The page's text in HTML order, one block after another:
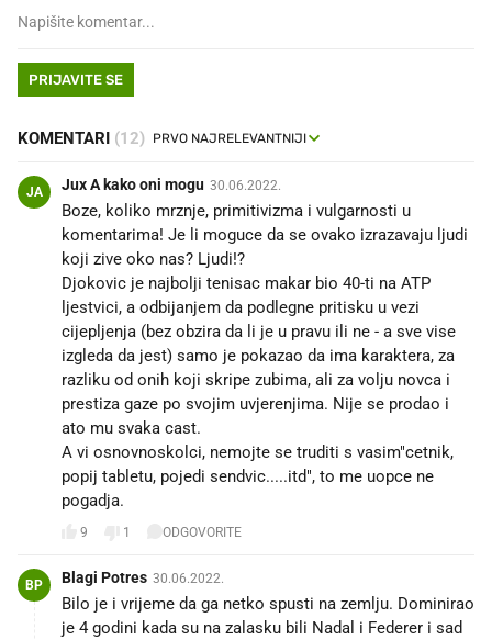
PRIJAVITE SE
KOMENTARI (12)
JA Jux A kako oni mogu 30.06.2022.
Boze, koliko mrznje, primitivizma i vulgarnosti u
komentarima! Je li moguce da se ovako izrazavaju ljudi
koji zive oko nas? Ljudi!?
Djokovic je najbolji tenisac makar bio 40-ti na ATP
ljestvici, a odbijanjem da podlegne pritisku u vezi
cijepljenja (bez obzira da li je u pravu ili ne - a sve vise
izgleda da jest) samo je pokazao da ima karaktera, za
razliku od onih koji skripe zubima, ali za volju novca i
prestiza gaze po svojim uvjerenjima. Nije se prodao i
ato mu svaka cast.
A vi osnovnoskolci, nemojte se truditi s vasim"cetnik,
popij tabletu, pojedi sendvic.....itd", to me uopce ne
pogadja.
9 1 ODGOVORITE
BP Blagi Potres 30.06.2022.
Bilo je i vrijeme da ga netko spusti na zemlju. Dominirao
je 4 godini kada su na zalasku bili Nadal i Federer i sad